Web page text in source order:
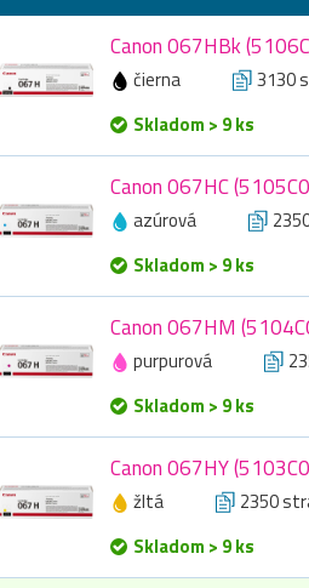
Canon 067HBk
čierna 3130
Skladom > 9 ks
Canon 067HC
azúrová
Skladom > 9 ks
Canon 067HM
purpurová
Skladom > 9 ks
Canon 067HY
žltá 2350
Skladom > 9 ks